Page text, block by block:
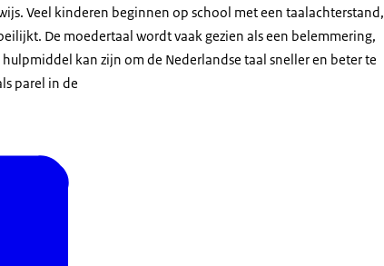
Veel kinderen beginnen op school met een taalachterstand,
De moedertaal wordt vaak gezien als een belemmering,
kan zijn om de Nederlandse taal sneller en beter te
parel in de